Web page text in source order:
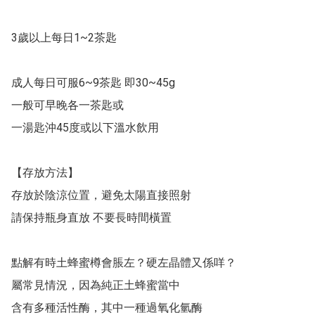
3歲以上每日1~2茶匙
成人每日可服6~9茶匙 即30~45g
一般可早晚各一茶匙或
一湯匙沖45度或以下溫水飲用
【存放方法】
存放於陰涼位置，避免太陽直接照射
請保持瓶身直放 不要長時間橫置
點解有時土蜂蜜樽會脹左？硬左晶體又係咩？
屬常見情況，因為純正土蜂蜜當中
含有多種活性酶，其中一種過氧化氫酶